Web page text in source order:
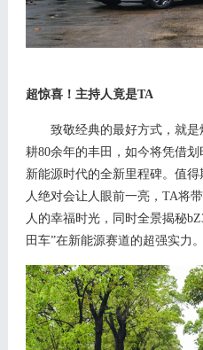
超惊喜！主持人竟是TA
致敬经典的最好方式， 就是
耕80余年的丰田，如今将凭借
新能源时代的全新里程碑。值
人绝对会让人眼前一亮， TA将
人的幸福时光，同时全景揭秘bZ
田车”在新能源赛道的超强实力。